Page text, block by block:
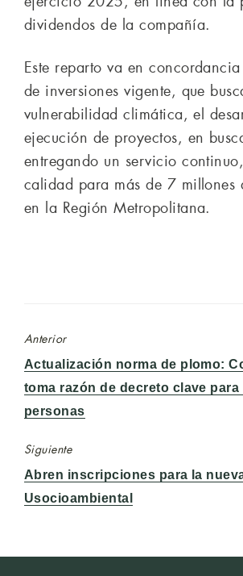
dividendos de la compañía.
Este reparto va en
de inversiones vigente, que
vulnerabilidad climática, el
ejecución de proyectos, en
entregando un servicio
calidad para más de 7 millones
en la Región Metropolitana.
Anterior
Entrada
anterior:
Actualización norma de plomo:
toma razón de decreto clave
personas
Siguiente
Entrada
siguiente:
Abren inscripciones para la
Usocioambiental